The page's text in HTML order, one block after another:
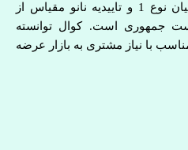
است و دارای گواهی دانش بنیان نوع 1 و تاییدیه نانو مقیاس از
جمهوری است. کوال توانسته
با نیاز مشتری به بازار عرضه